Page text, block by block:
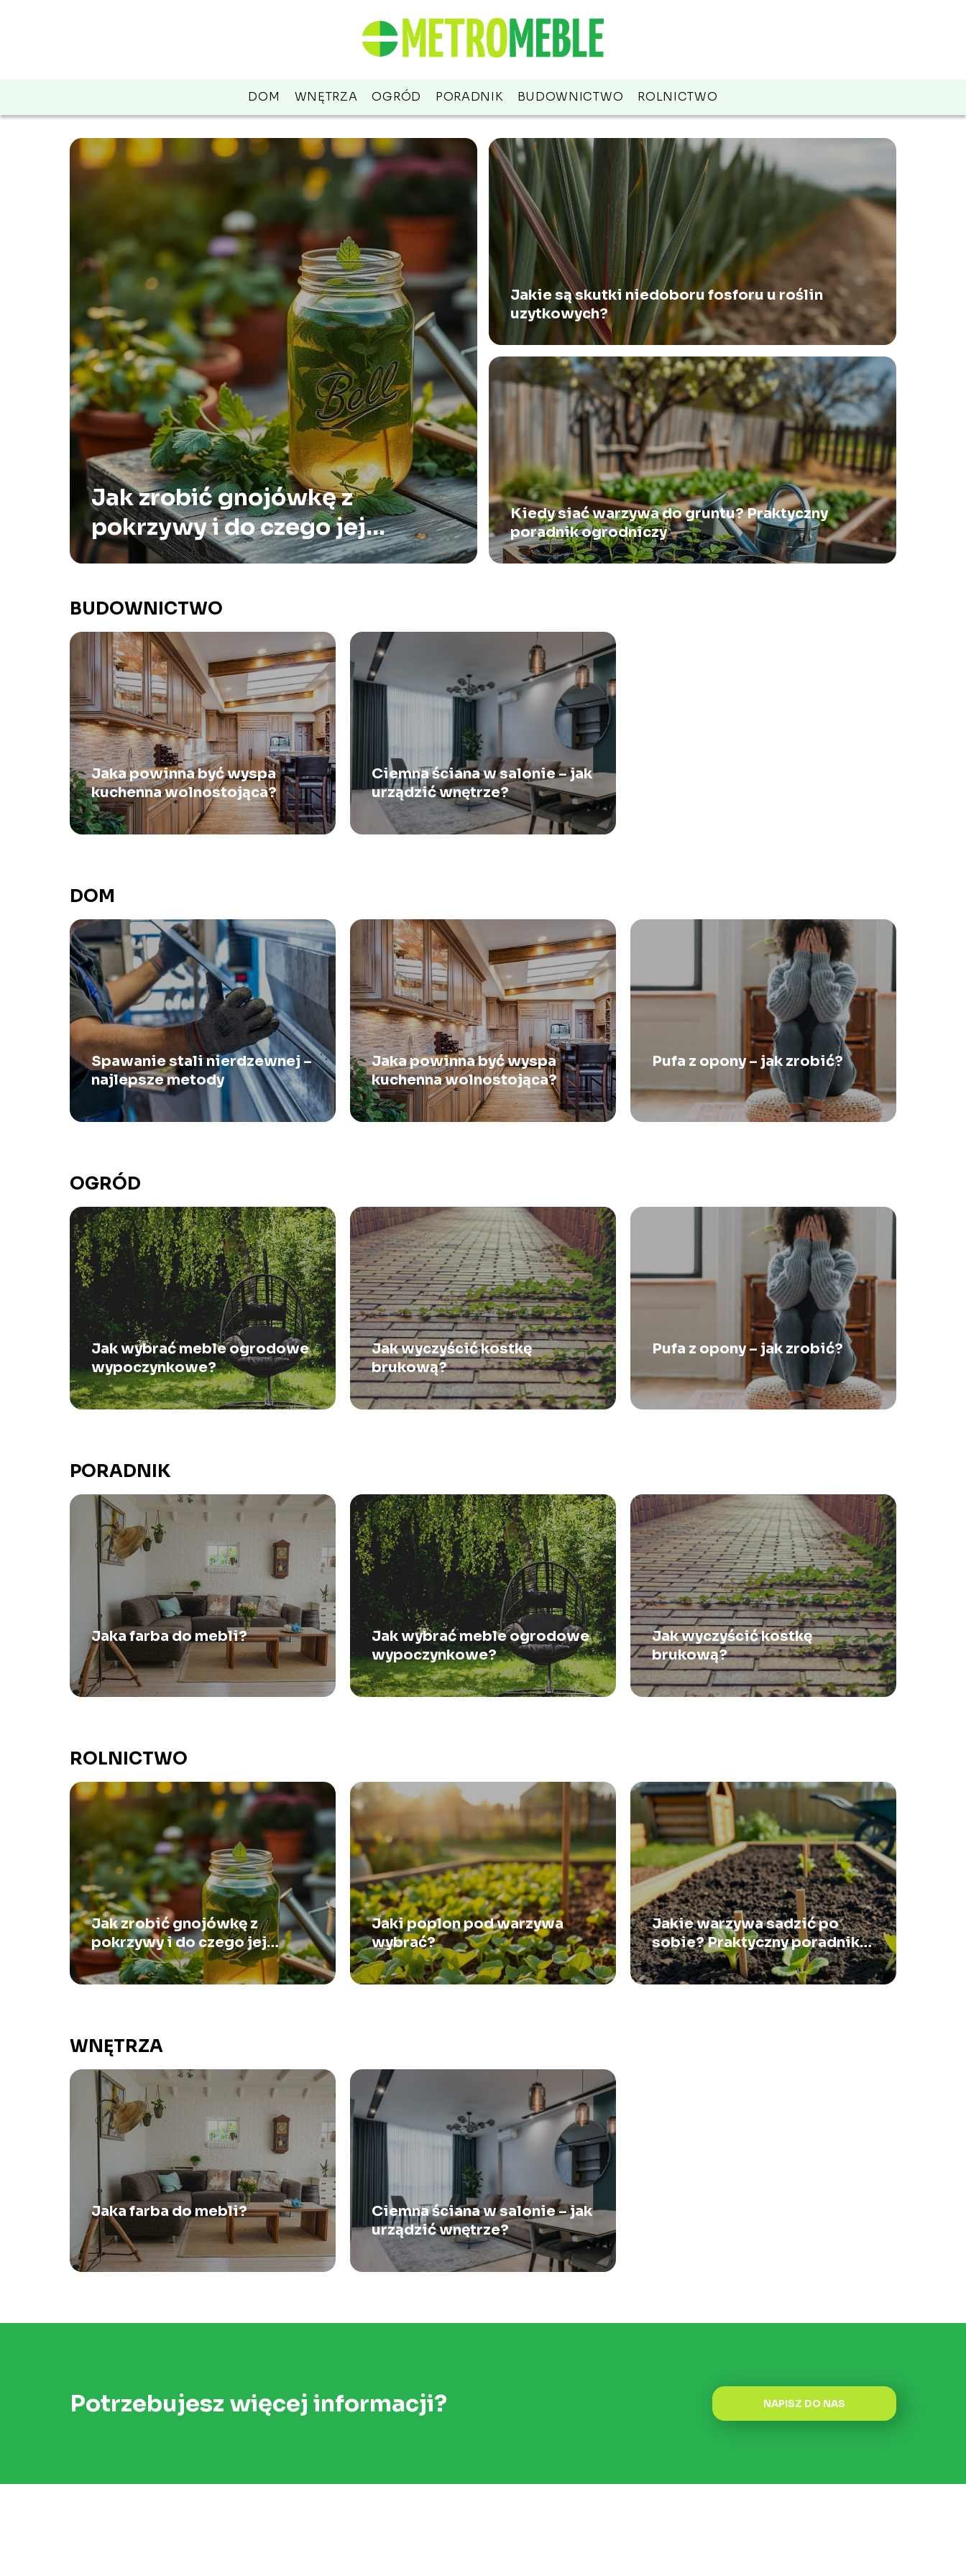
DOM WNĘTRZA OGRÓD PORADNIK BUDOWNICTWO ROLNICTWO
Jak zrobić gnojówkę z
pokrzywy i do czego jej
używać?
Jakie są skutki niedoboru fosforu u roślin
uzytkowych?
Kiedy siać warzywa do gruntu? Praktyczny
poradnik ogrodniczy
BUDOWNICTWO
Jaka powinna być wyspa
kuchenna wolnostojąca?
Ciemna ściana w salonie – jak
urządzić wnętrze?
DOM
Spawanie stali nierdzewnej –
najlepsze metody
Jaka powinna być wyspa
kuchenna wolnostojąca?
Pufa z opony – jak zrobić?
OGRÓD
Jak wybrać meble ogrodowe
wypoczynkowe?
Jak wyczyścić kostkę
brukową?
Pufa z opony – jak zrobić?
PORADNIK
Jaka farba do mebli?
Jak wybrać meble ogrodowe
wypoczynkowe?
Jak wyczyścić kostkę
brukową?
ROLNICTWO
Jak zrobić gnojówkę z
pokrzywy i do czego jej
używać?
Jaki poplon pod warzywa
wybrać?
Jakie warzywa sadzić po
sobie? Praktyczny poradnik
rotacji
WNĘTRZA
Jaka farba do mebli?
Ciemna ściana w salonie – jak
urządzić wnętrze?
Potrzebujesz więcej informacji? NAPISZ DO NAS